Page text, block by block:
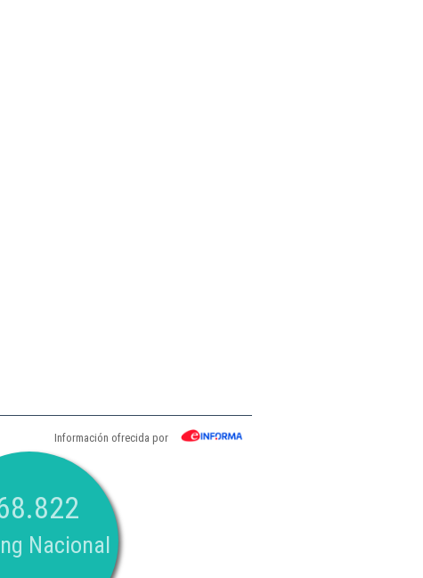
Información ofrecida por
Nacional